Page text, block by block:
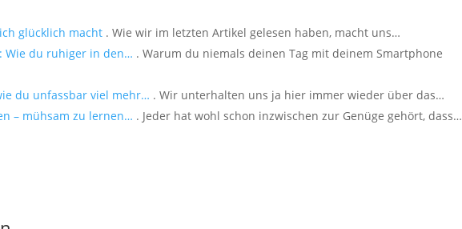
glücklich macht . Wie wir im letzten Artikel gelesen haben, macht uns…
Wie du ruhiger in den… . Warum du niemals deinen Tag mit deinem Smartphone
du unfassbar viel mehr… . Wir unterhalten uns ja hier immer wieder über das…
– mühsam zu lernen… . Jeder hat wohl schon inzwischen zur Genüge gehört, dass…